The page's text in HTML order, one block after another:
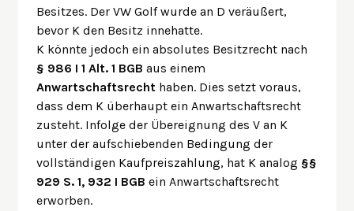
Besitzes. Der VW Golf wurde an D veräußert,
bevor K den Besitz innehatte.
K könnte jedoch ein absolutes Besitzrecht nach
§ 986 I 1 Alt. 1 BGB aus einem
Anwartschaftsrecht haben. Dies setzt voraus,
dass dem K überhaupt ein Anwartschaftsrecht
zusteht. Infolge der Übereignung des V an K
unter der aufschiebenden Bedingung der
vollständigen Kaufpreiszahlung, hat K analog §§
929 S. 1, 932 I BGB ein Anwartschaftsrecht
erworben.